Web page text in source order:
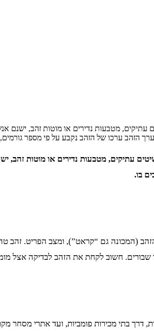
מטבעות נדירים או מוטות זהב, ישנם
הזהב ערכו של הזהב נקבע על פי מספר
עתיקים, מטבעות נדירים או מוטות זהב,
בו.
שבורים. חשוב לקחת את הזהב לבדיקה אצל
דרך בתי מכירות פומביות, ועד אתרי מסחר